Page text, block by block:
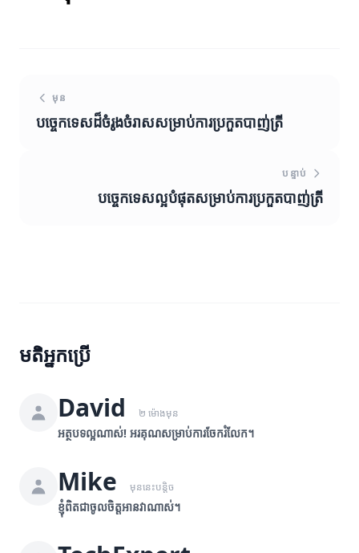
មុន
បច្ចេកទេសដ៏ចំរូងចំរាសសម្រាប់ការប្រកួតបាញ់ត្រី
បន្ទាប់
បច្ចេកទេសល្អបំផុតសម្រាប់ការប្រកួតបាញ់ត្រី
មតិអ្នកប្រើ
David ២ ម៉ោងមុន
អត្ថបទល្អណាស់! អរគុណសម្រាប់ការចែករំលែក។
Mike មុននេះបន្តិច
ខ្ញុំពិតជាចូលចិត្តអានវាណាស់។